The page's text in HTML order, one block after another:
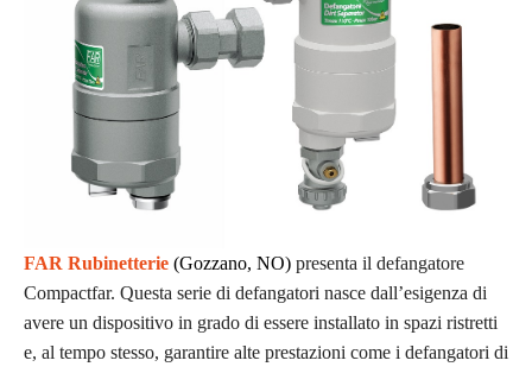
FAR Rubinetterie (Gozzano, NO) presenta il defangatore
Compactfar. Questa serie di defangatori nasce dall’esigenza di
avere un dispositivo in grado di essere installato in spazi ristretti
e, al tempo stesso, garantire alte prestazioni come i defangatori di